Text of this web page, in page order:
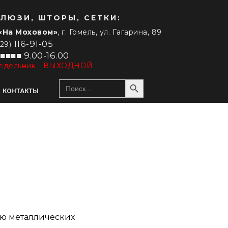
ШТОРЫ, СЕТКИ:
Моховом», г. Гомель, ул. Гагарина, 89
116-91-05
9.00-16.00
- ВЫХОДНОЙ
КОНТАКТЫ
Search
for:
Search Button
металлических